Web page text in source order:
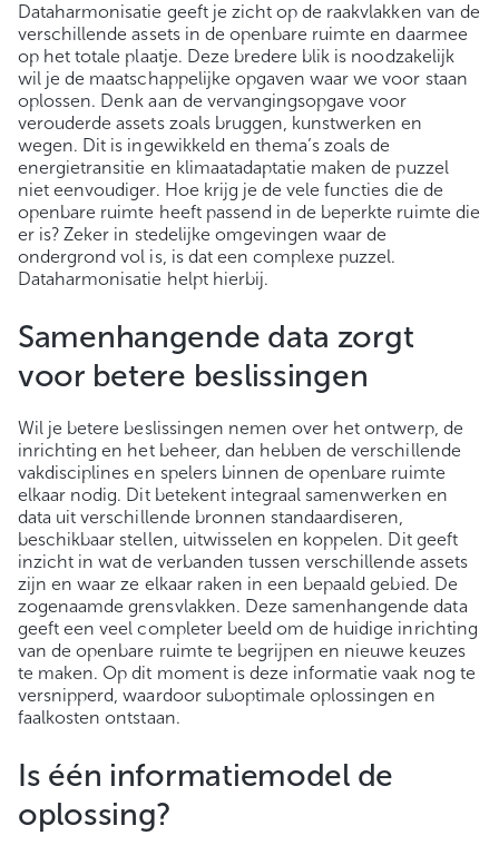
Dataharmonisatie geeft je zicht op de raakvlakken van de
verschillende assets in de openbare ruimte en daarmee
op het totale plaatje. Deze bredere blik is noodzakelijk
wil je de maatschappelijke opgaven waar we voor staan
oplossen. Denk aan de vervangingsopgave voor
verouderde assets zoals bruggen, kunstwerken en
wegen. Dit is ingewikkeld en thema’s zoals de
energietransitie en klimaatadaptatie maken de puzzel
niet eenvoudiger. Hoe krijg je de vele functies die de
openbare ruimte heeft passend in de beperkte ruimte die
er is? Zeker in stedelijke omgevingen waar de
ondergrond vol is, is dat een complexe puzzel.
Dataharmonisatie helpt hierbij.
Samenhangende data zorgt
voor betere beslissingen
Wil je betere beslissingen nemen over het ontwerp, de
inrichting en het beheer, dan hebben de verschillende
vakdisciplines en spelers binnen de openbare ruimte
elkaar nodig. Dit betekent integraal samenwerken en
data uit verschillende bronnen standaardiseren,
beschikbaar stellen, uitwisselen en koppelen. Dit geeft
inzicht in wat de verbanden tussen verschillende assets
zijn en waar ze elkaar raken in een bepaald gebied. De
zogenaamde grensvlakken. Deze samenhangende data
geeft een veel completer beeld om de huidige inrichting
van de openbare ruimte te begrijpen en nieuwe keuzes
te maken. Op dit moment is deze informatie vaak nog te
versnipperd, waardoor suboptimale oplossingen en
faalkosten ontstaan.
Is één informatiemodel de
oplossing?